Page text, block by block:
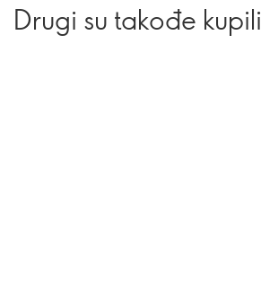
Drugi su takođe kupili